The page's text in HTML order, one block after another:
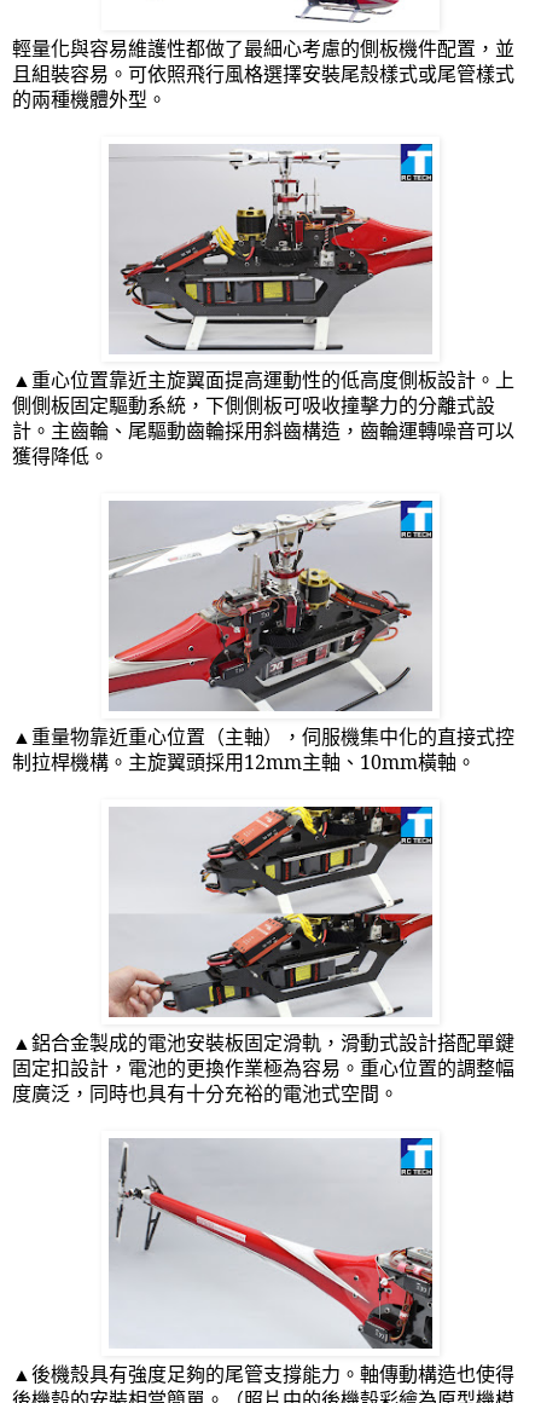
輕量化與容易維護性都做了最細心考慮的側板機件配置，並
且組裝容易。可依照飛行風格選擇安裝尾殼樣式或尾管樣式
的兩種機體外型。
▲重心位置靠近主旋翼面提高運動性的低高度側板設計。上
側側板固定驅動系統，下側側板可吸收撞擊力的分離式設
計。主齒輪、尾驅動齒輪採用斜齒構造，齒輪運轉噪音可以
獲得降低。
▲重量物靠近重心位置（主軸），伺服機集中化的直接式控
制拉桿機構。主旋翼頭採用12mm主軸、 10mm橫軸。
▲鋁合金製成的電池安裝板固定滑軌，滑動式設計搭配單鍵
固定扣設計，電池的更換作業極為容易。重心位置的調整幅
度廣泛，同時也具有十分充裕的電池式空間。
▲後機殼具有強度足夠的尾管支撐能力。軸傳動構造也使得